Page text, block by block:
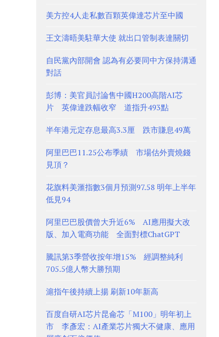
美方控4人走私數百顆英偉達芯片至中國
王文濤晤美駐華大使 就出口管制表達關切
自民黨內部開會 認為有必要同中方保持溝通
對話
彭博：美官員討論售中國H200高階AI芯
片 英偉達跌幅收窄 道指升493點
半年港元定存息最高3.3厘 跌市賺息49萬
阿里巴巴11.25公布季績 市場估外賣燒錢
見頂？
花旗料美滙指數3個月預測97.58 明年上半年
低見94
阿里巴巴股價曾大升近6% AI應用擬大改
版、加入電商功能 全面對標ChatGPT
騰訊第3季營收按年增15% 經調整純利
705.5億人幣大勝預期
滬指午後持續上揚 刷新10年新高
百度自研AI芯片昆侖芯「M100」明年初上
市 李彥宏：AI產業芯片獨大不健康、應用